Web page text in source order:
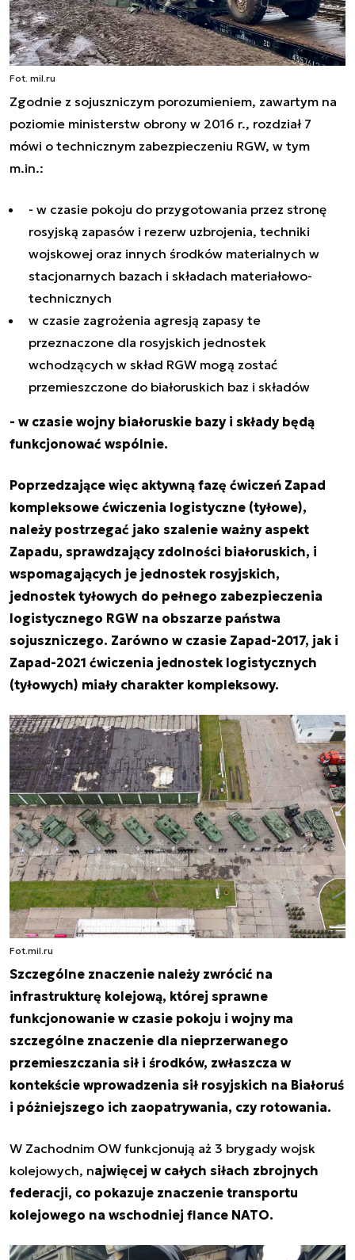
Fot. mil.ru
Zgodnie z sojuszniczym porozumieniem, zawartym na
poziomie ministerstw obrony w 2016 r., rozdział 7
mówi o technicznym zabezpieczeniu RGW, w tym
m.in.:
- w czasie pokoju do przygotowania przez stronę
rosyjską zapasów i rezerw uzbrojenia, techniki
wojskowej oraz innych środków materialnych w
stacjonarnych bazach i składach materiałowo-
technicznych
w czasie zagrożenia agresją zapasy te
przeznaczone dla rosyjskich jednostek
wchodzących w skład RGW mogą zostać
przemieszczone do białoruskich baz i składów
- w czasie wojny białoruskie bazy i składy będą
funkcjonować wspólnie.
Poprzedzające więc aktywną fazę ćwiczeń Zapad
kompleksowe ćwiczenia logistyczne (tyłowe),
należy postrzegać jako szalenie ważny aspekt
Zapadu, sprawdzający zdolności białoruskich, i
wspomagających je jednostek rosyjskich,
jednostek tyłowych do pełnego zabezpieczenia
logistycznego RGW na obszarze państwa
sojuszniczego. Zarówno w czasie Zapad-2017, jak i
Zapad-2021 ćwiczenia jednostek logistycznych
(tyłowych) miały charakter kompleksowy.
Fot.mil.ru
Szczególne znaczenie należy zwrócić na
infrastrukturę kolejową, której sprawne
funkcjonowanie w czasie pokoju i wojny ma
szczególne znaczenie dla nieprzerwanego
przemieszczania sił i środków, zwłaszcza w
kontekście wprowadzenia sił rosyjskich na Białoruś
i póżniejszego ich zaopatrywania, czy rotowania.
W Zachodnim OW funkcjonują aż 3 brygady wojsk
kolejowych, najwięcej w całych siłach zbrojnych
federacji, co pokazuje znaczenie transportu
kolejowego na wschodniej flance NATO.